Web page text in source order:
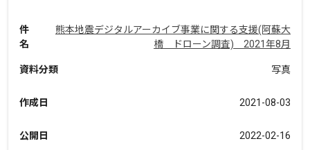
件
名
熊本地震デジタルアーカイブ事業に関する支援(阿蘇大
橋 ドローン調査) 2021年8月
資料分類 写真
作成日 2021-08-03
公開日 2022-02-16